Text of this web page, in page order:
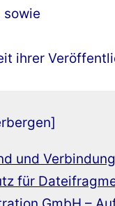
sowie
ihrer
und
für